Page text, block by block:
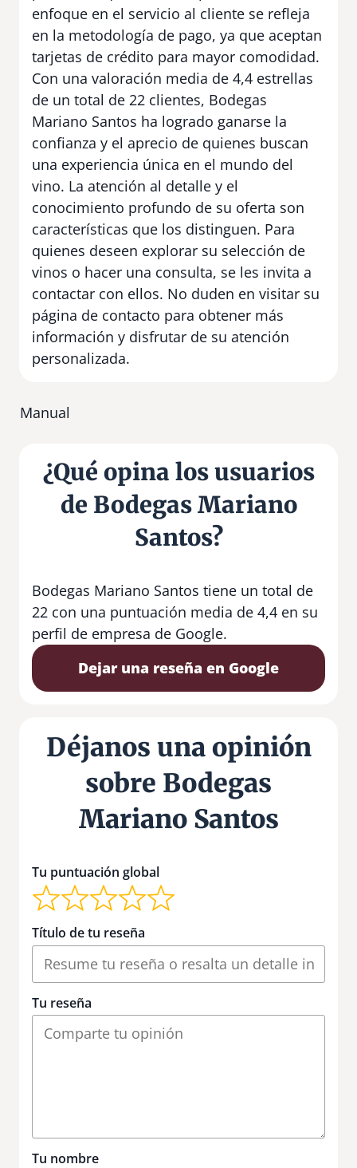
enfoque en el servicio al cliente se refleja
en la metodología de pago, ya que aceptan
tarjetas de crédito para mayor comodidad.
Con una valoración media de 4,4 estrellas
de un total de 22 clientes, Bodegas
Mariano Santos ha logrado ganarse la
confianza y el aprecio de quienes buscan
una experiencia única en el mundo del
vino. La atención al detalle y el
conocimiento profundo de su oferta son
características que los distinguen. Para
quienes deseen explorar su selección de
vinos o hacer una consulta, se les invita a
contactar con ellos. No duden en visitar su
página de contacto para obtener más
información y disfrutar de su atención
personalizada.
Manual
¿Qué opina los usuarios
de Bodegas Mariano
Santos?
Bodegas Mariano Santos tiene un total de
22 con una puntuación media de 4,4 en su
perfil de empresa de Google.
Dejar una reseña en Google
Déjanos una opinión
sobre Bodegas
Mariano Santos
Tu puntuación global
Título de tu reseña
Tu reseña
Tu nombre